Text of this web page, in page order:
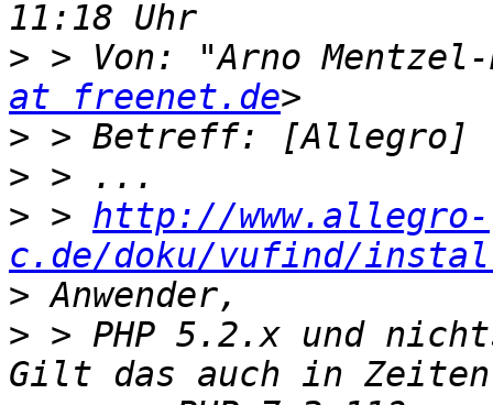
> > Von: "Arno
at freenet.de
>
>
> > http://www.allegro-
c.de/doku/vufind/
>
> > PHP 5.2.x und